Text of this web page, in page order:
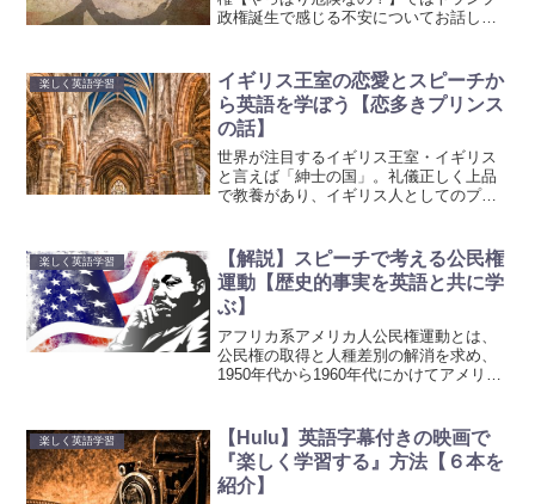
政権誕生で感じる不安についてお話して
ランプ大統領のスピーチをニュースで聞
いて、わかりやすいと感じ...
楽しく英語学習
イギリス王室の恋愛とスピーチか
ら英語を学ぼう【恋多きプリンス
の話】
世界が注目するイギリス王室・イギリス
と言えば「紳士の国」。礼儀正しく上品
で教養があり、イギリス人としてのプラ
てはならないのがイギリス王室。世界の
王室の中でも、これほど華...
楽しく英語学習
【解説】スピーチで考える公民権
運動【歴史的事実を英語と共に学
ぶ】
アフリカ系アメリカ人公民権運動とは、
公民権の取得と人種差別の解消を求め、
1950年代から1960年代にかけてアメリカ
す。アメリカにおける公...
楽しく英語学習
【Hulu】英語字幕付きの映画で
『楽しく学習する』方法【６本を
紹介】